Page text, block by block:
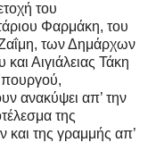
του
Φαρμάκη, του
των Δημάρχων
Αιγιάλειας Τάκη
ανακύψει απ’ την
της
της γραμμής απ’